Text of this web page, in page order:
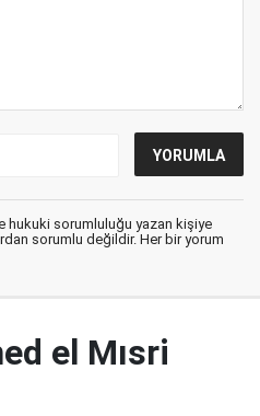
hukuki sorumluluğu yazan kişiye
sorumlu değildir. Her bir yorum
el Mısri